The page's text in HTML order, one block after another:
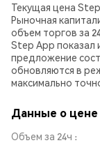
Текущая цена Step
Рыночная
объем торгов за
Step App показал
предложение
обновляются в
максимально
Данные о цене
Объем за 24ч